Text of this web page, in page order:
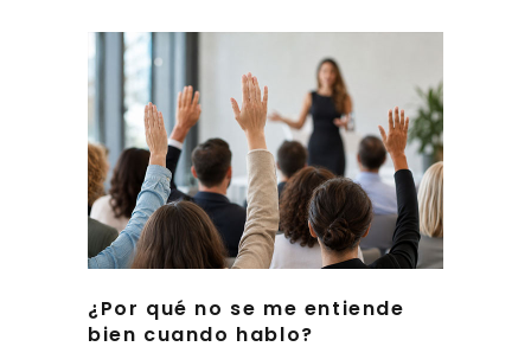
¿Por qué no se me entiende
bien cuando hablo?